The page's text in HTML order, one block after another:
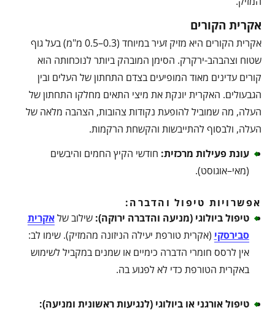
אקרית הקורים
אקרית הקורים היא מזיק זעיר במיוחד (0.3–0.5 מ"מ) בעל גוף
שטוח וצהבהב-ירקרק. הסימן המובהק ביותר לנוכחותה הוא
קורים עדינים מאוד המופיעים בצדם התחתון של העלים ובין
הגבעולים. האקרית יונקת את מיצי התאים מחלקו התחתון של
העלה, מה שמוביל להופעת נקודות צהובות, הצהבה מלאה של
העלה, ולבסוף להתייבשות והקשחת הרקמות.
עונת פעילות מרכזית: חודשי הקיץ החמים והיבשים
(מאי–אוגוסט).
אפשרויות טיפול והדברה:
טיפול ביולוגי (מניעה והדברה ירוקה): שילוב שלאקרית
סבירסקי (אקרית טורפת יעילה הניזונה מהמזיק). שימו לב:
אין לרסס חומרי הדברה כימיים או שמנים במקביל לשימוש
באקרית הטורפת כדי לא לפגוע בה.
טיפול אורגני או ביולוגי (לנגיעות ראשונית ומניעה):